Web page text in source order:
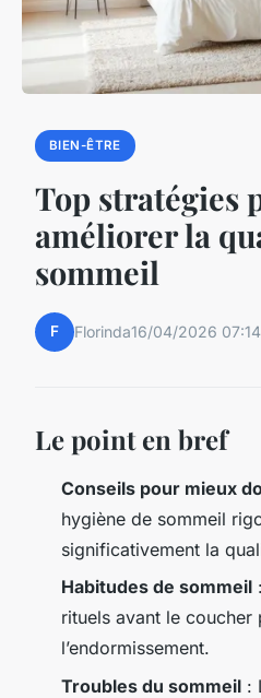
BIEN-ÊTRE
Top stratégies
améliorer la
sommeil
F Florinda16/04/2026 07:14
Le point en bref
Conseils pour mieux
hygiène de sommeil
significativement la
Habitudes de sommeil
rituels avant le coucher
l’endormissement.
Troubles du sommeil :